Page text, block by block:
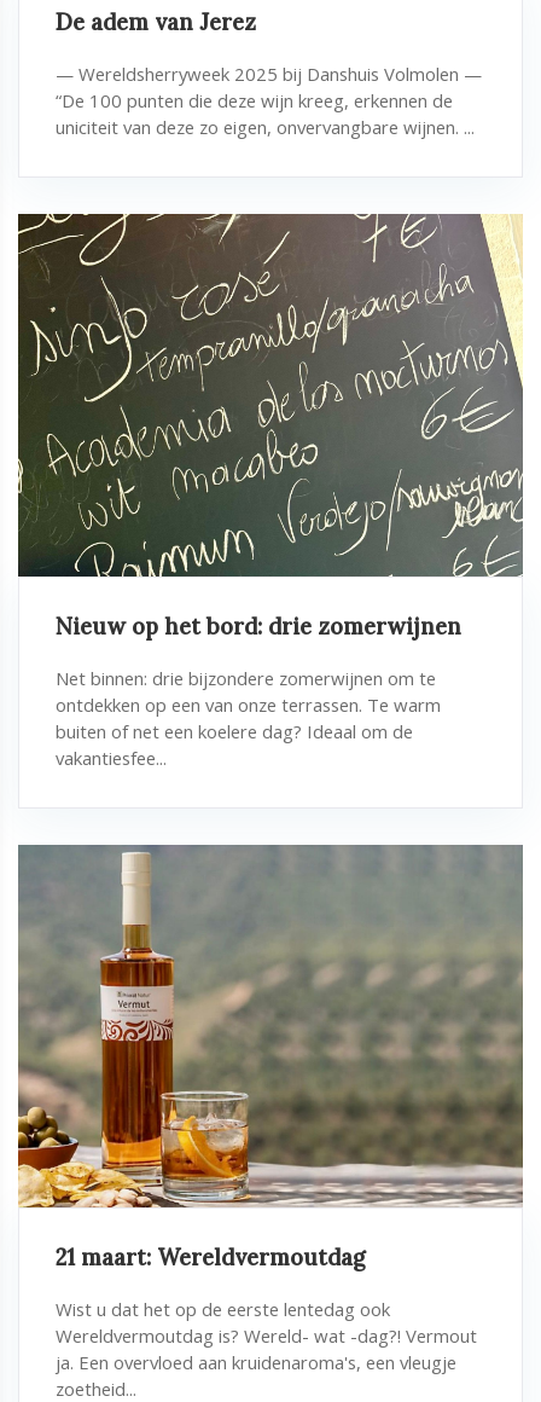
De adem van Jerez
— Wereldsherryweek 2025 bij Danshuis Volmolen —
“De 100 punten die deze wijn kreeg, erkennen de
uniciteit van deze zo eigen, onvervangbare wijnen. ...
Nieuw op het bord: drie zomerwijnen
Net binnen: drie bijzondere zomerwijnen om te
ontdekken op een van onze terrassen. Te warm
buiten of net een koelere dag? Ideaal om de
vakantiesfee...
21 maart: Wereldvermoutdag
Wist u dat het op de eerste lentedag ook
Wereldvermoutdag is? Wereld- wat -dag?! Vermout
ja. Een overvloed aan kruidenaroma's, een vleugje
zoetheid...